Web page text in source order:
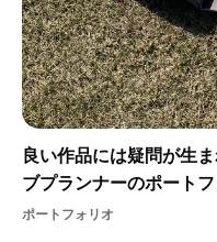
良い作品には疑問が生
ブプランナーのポート
ポートフォリオ